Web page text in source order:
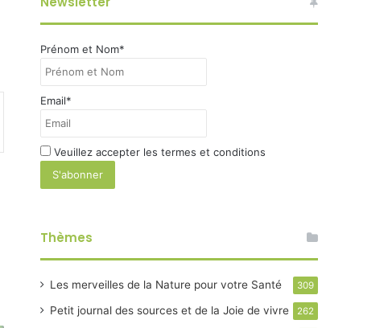
Prénom et Nom*
Email*
Veuillez accepter les termes et conditions
Thèmes
Les merveilles de la Nature pour votre Santé 309
Petit journal des sources et de la Joie de vivre 262